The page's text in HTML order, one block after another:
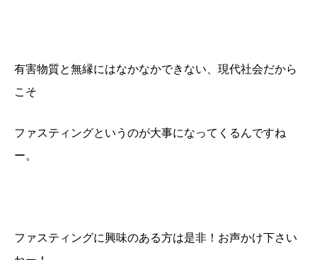
有害物質と無縁にはなかなかできない、現代社会だから
こそ
ファスティングというのが大事になってくるんですね
ー。
ファスティングに興味のある方は是非！お声かけ下さい